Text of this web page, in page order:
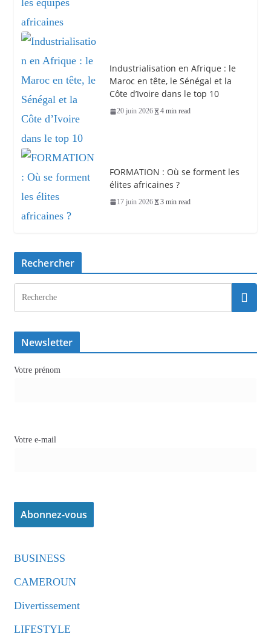
Industrialisation en Afrique : le
Maroc en tête, le Sénégal et la
Côte d’Ivoire dans le top 10
20 juin 2026 4 min read
FORMATION : Où se forment les
élites africaines ?
17 juin 2026 3 min read
Rechercher
Newsletter
Votre prénom
Votre e-mail
BUSINESS
CAMEROUN
Divertissement
LIFESTYLE